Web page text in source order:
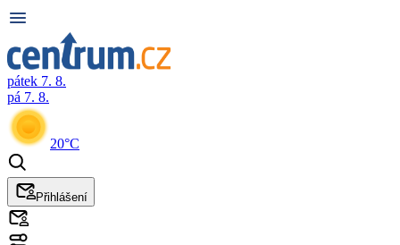
pátek 7. 8.
pá 7. 8.
20°C
Přihlášení